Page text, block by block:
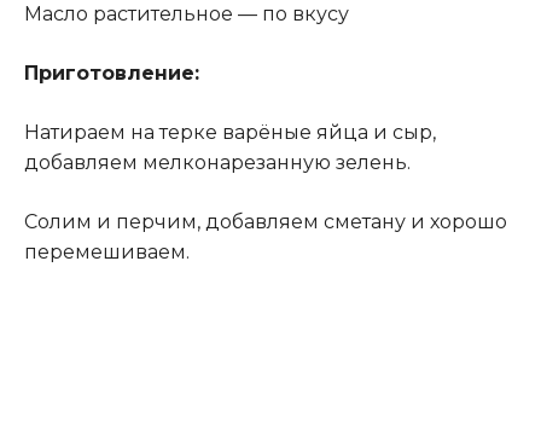
Масло растительное — по вкусу
Приготовление:
Натираем на терке варёные яйца и сыр,
добавляем мелконарезанную зелень.
Солим и перчим, добавляем сметану и хорошо
перемешиваем.